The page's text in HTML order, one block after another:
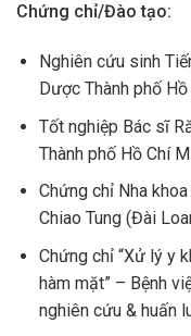
Chứng chỉ/Đào tạo:
Nghiên cứu sinh
Dược Thành phố
Tốt nghiệp Bác sĩ
Thành phố Hồ Chí
Chứng chỉ Nha
Chiao Tung (Đài
Chứng chỉ “Xử lý y
hàm mặt” – Bệnh
nghiên cứu & huấn